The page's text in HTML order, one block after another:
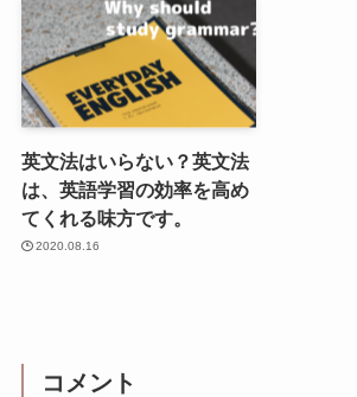
英文法はいらない？英文法
は、英語学習の効率を高め
てくれる味方です。
2020.08.16
コメント